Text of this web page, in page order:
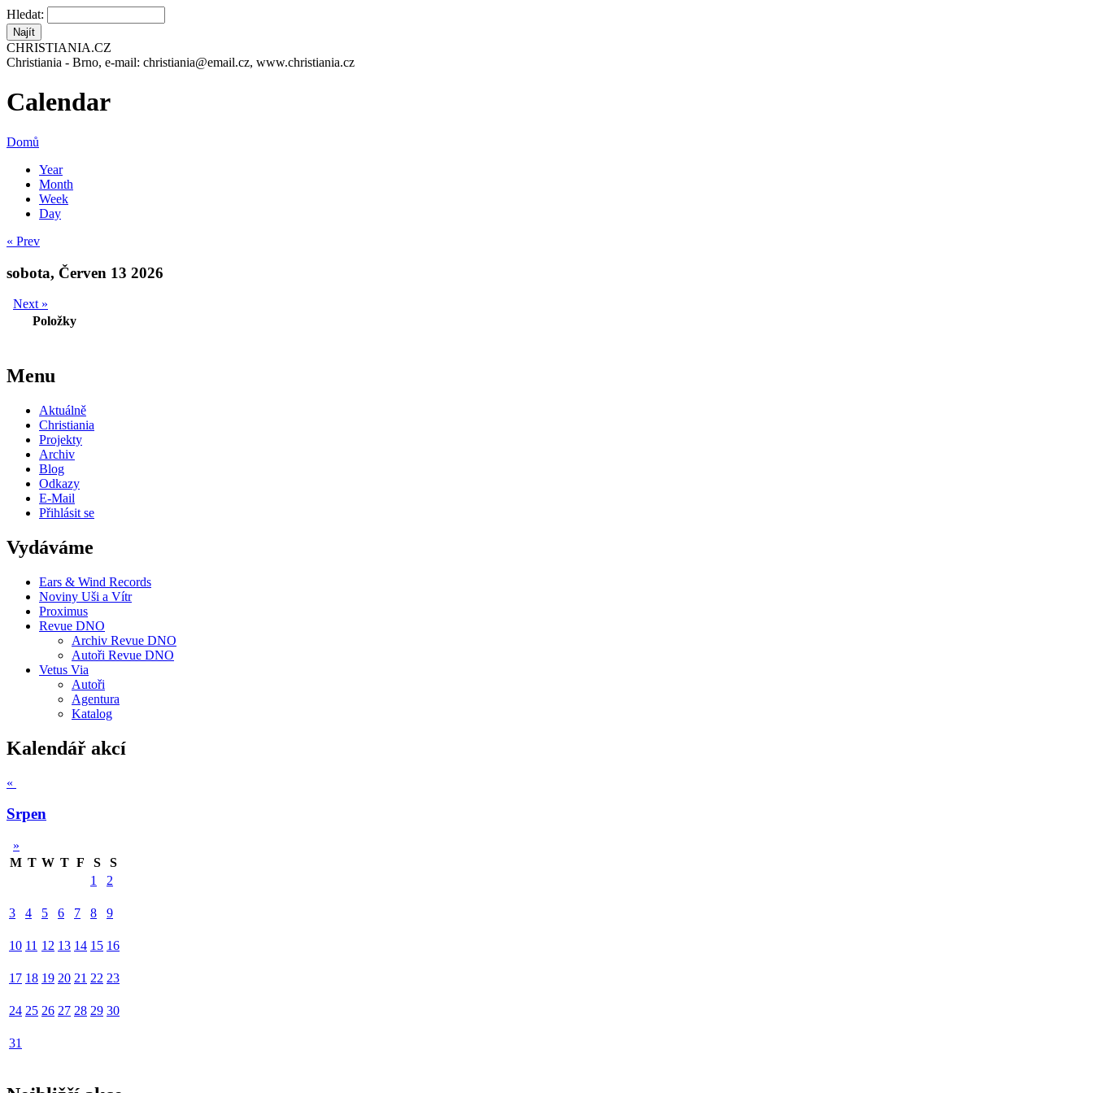
Hledat:
CHRISTIANIA.CZ
Christiania - Brno, e-mail: christiania@email.cz, www.christiania.cz
Calendar
Domů
Year
Month
Week
Day
« Prev
sobota, Červen 13 2026
Next »
Položky
Menu
Aktuálně
Christiania
Projekty
Archiv
Blog
Odkazy
E-Mail
Přihlásit se
Vydáváme
Ears & Wind Records
Noviny Uši a Vítr
Proximus
Revue DNO
Archiv Revue DNO
Autoři Revue DNO
Vetus Via
Autoři
Agentura
Katalog
Kalendář akcí
«
Srpen
»
M T W T F S
S
1
2
3 4 5 6 7 8 9
10 11 12 13 14 15 16
17 18 19 20 21 22 23
24 25 26 27 28 29 30
31